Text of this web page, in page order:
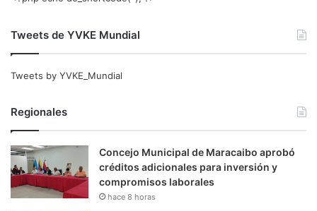
Tweets de YVKE Mundial
Tweets by YVKE_Mundial
Regionales
Concejo Municipal de Maracaibo aprobó
créditos adicionales para inversión y
compromisos laborales
hace 8 horas